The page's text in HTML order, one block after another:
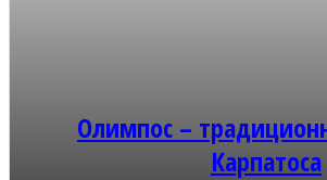
Олимпос –
Карпатоса